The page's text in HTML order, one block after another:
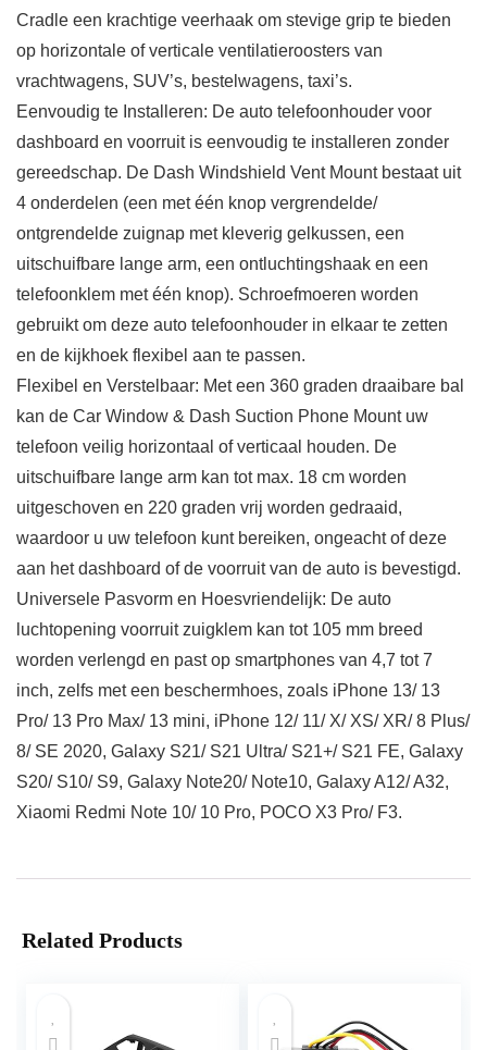
Cradle een krachtige veerhaak om stevige grip te bieden
op horizontale of verticale ventilatieroosters van
vrachtwagens, SUV’s, bestelwagens, taxi’s.
Eenvoudig te Installeren: De auto telefoonhouder voor
dashboard en voorruit is eenvoudig te installeren zonder
gereedschap. De Dash Windshield Vent Mount bestaat uit
4 onderdelen (een met één knop vergrendelde/
ontgrendelde zuignap met kleverig gelkussen, een
uitschuifbare lange arm, een ontluchtingshaak en een
telefoonklem met één knop). Schroefmoeren worden
gebruikt om deze auto telefoonhouder in elkaar te zetten
en de kijkhoek flexibel aan te passen.
Flexibel en Verstelbaar: Met een 360 graden draaibare bal
kan de Car Window & Dash Suction Phone Mount uw
telefoon veilig horizontaal of verticaal houden. De
uitschuifbare lange arm kan tot max. 18 cm worden
uitgeschoven en 220 graden vrij worden gedraaid,
waardoor u uw telefoon kunt bereiken, ongeacht of deze
aan het dashboard of de voorruit van de auto is bevestigd.
Universele Pasvorm en Hoesvriendelijk: De auto
luchtopening voorruit zuigklem kan tot 105 mm breed
worden verlengd en past op smartphones van 4,7 tot 7
inch, zelfs met een beschermhoes, zoals iPhone 13/ 13
Pro/ 13 Pro Max/ 13 mini, iPhone 12/ 11/ X/ XS/ XR/ 8 Plus/
8/ SE 2020, Galaxy S21/ S21 Ultra/ S21+/ S21 FE, Galaxy
S20/ S10/ S9, Galaxy Note20/ Note10, Galaxy A12/ A32,
Xiaomi Redmi Note 10/ 10 Pro, POCO X3 Pro/ F3.
Related Products